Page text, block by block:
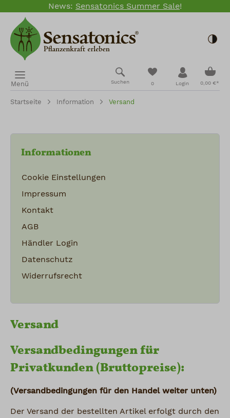
Zum Hauptinhalt springen
News: Sensatonics Summer Sale!
Menü Suchen 0
Du hast 0
Login 0,00 €*
Startseite Information Versand
Informationen
Cookie Einstellungen
Impressum
Kontakt
AGB
Händler Login
Datenschutz
Widerrufsrecht
Versand
Versandbedingungen für
Privatkunden (Bruttopreise):
(Versandbedingungen für den Handel weiter unten)
Der Versand der bestellten Artikel erfolgt durch den